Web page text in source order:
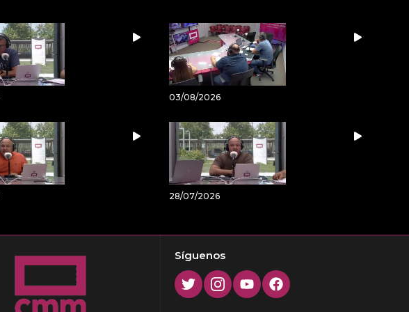
03/08/2026
28/07/2026
Síguenos
TwitterInstagram
YoutubeFacebook